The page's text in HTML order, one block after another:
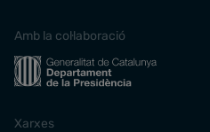
Amb la col·laboració
Xarxes